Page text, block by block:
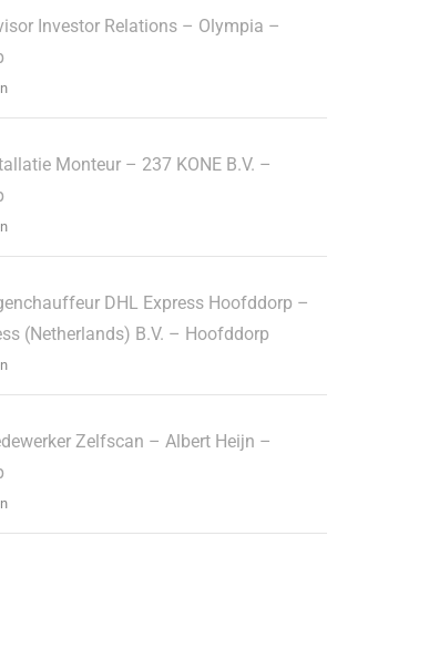
Investor Relations – Olympia –
Monteur – 237 KONE B.V. –
DHL Express Hoofddorp –
(Netherlands) B.V. – Hoofddorp
Zelfscan – Albert Heijn –